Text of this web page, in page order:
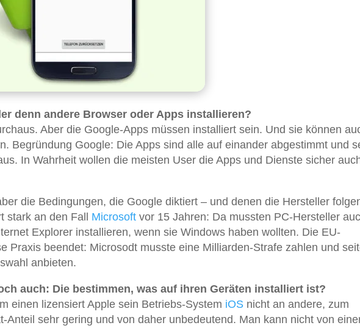
denn andere Browser oder Apps installieren?
Aber die Google-Apps müssen installiert sein. Und sie können
Begründung Google: Die Apps sind alle auf einander abgestimmt und
In Wahrheit wollen die meisten User die Apps und Dienste sicher
die Bedingungen, die Google diktiert – und denen die Hersteller
stark an den Fall Microsoft vor 15 Jahren: Da mussten PC-Hersteller
Explorer installieren, wenn sie Windows haben wollten. Die EU-
Praxis beendet: Microsodt musste eine Milliarden-Strafe zahlen und
anbieten.
auch: Die bestimmen, was auf ihren Geräten installiert ist?
einen lizensiert Apple sein Betriebs-System iOS nicht an andere, zum
Anteil sehr gering und von daher unbedeutend. Man kann nicht von